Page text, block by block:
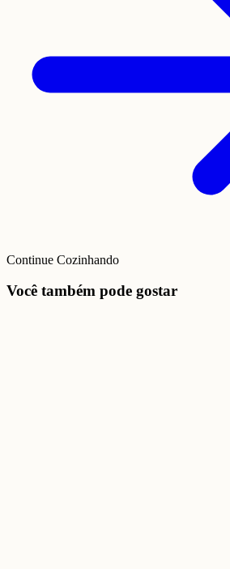
Continue Cozinhando
Você também pode gostar